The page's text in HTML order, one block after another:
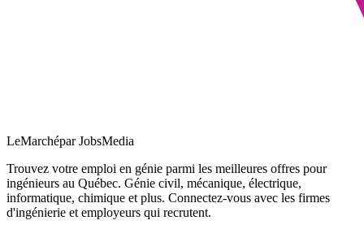
LeMarchépar JobsMedia
Trouvez votre emploi en génie parmi les meilleures offres pour
ingénieurs au Québec. Génie civil, mécanique, électrique,
informatique, chimique et plus. Connectez-vous avec les firmes
d'ingénierie et employeurs qui recrutent.